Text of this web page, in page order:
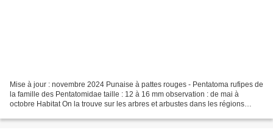
Mise à jour : novembre 2024 Punaise à pattes rouges - Pentatoma rufipes de
la famille des Pentatomidae taille : 12 à 16 mm observation : de mai à
octobre Habitat On la trouve sur les arbres et arbustes dans les régions